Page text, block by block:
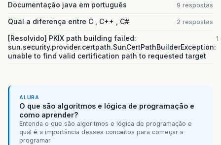
Documentação java em português 9 respostas
Qual a diferença entre C , C++ , C# 2 respostas
[Resolvido] PKIX path building failed:
sun.security.provider.certpath.SunCertPathBuilderException:
unable to find valid certification path to requested target
ALURA
O que são algoritmos e lógica de programação e
como aprender?
Entenda o que são algoritmos e lógica de programação e
qual é a importância desses conceitos para começar a
programar